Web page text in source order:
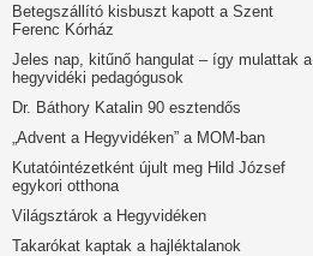
Betegszállító kisbuszt kapott a Szent
Ferenc Kórház
Jeles nap, kitűnő hangulat – így mulattak a
hegyvidéki pedagógusok
Dr. Báthory Katalin 90 esztendős
„Advent a Hegyvidéken” a MOM-ban
Kutatóintézetként újult meg Hild József
egykori otthona
Világsztárok a Hegyvidéken
Takarókat kaptak a hajléktalanok